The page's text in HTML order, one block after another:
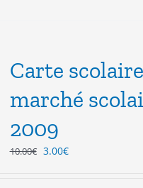
Carte
marché
2009
10.00€ Le
3.00€Le